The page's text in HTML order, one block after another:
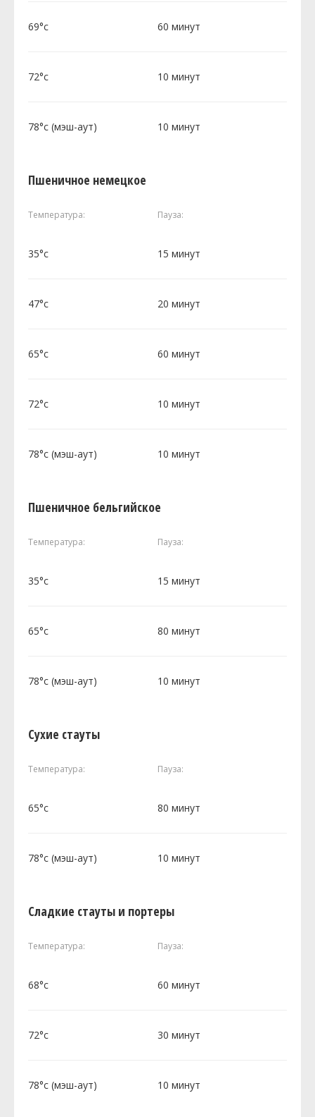
69°c 60 минут
72°c 10 минут
78°c (мэш-аут) 10 минут
Пшеничное немецкое
Температура: Пауза:
35°c 15 минут
47°c 20 минут
65°c 60 минут
72°c 10 минут
78°c (мэш-аут) 10 минут
Пшеничное бельгийское
Температура: Пауза:
35°c 15 минут
65°c 80 минут
78°c (мэш-аут) 10 минут
Сухие стауты
Температура: Пауза:
65°c 80 минут
78°c (мэш-аут) 10 минут
Сладкие стауты и портеры
Температура: Пауза:
68°c 60 минут
72°c 30 минут
78°c (мэш-аут) 10 минут